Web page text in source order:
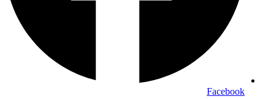
Facebook